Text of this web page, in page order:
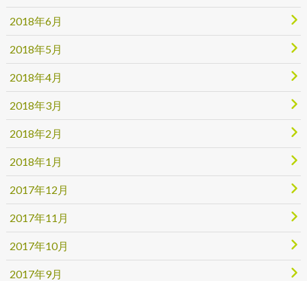
2018年6月
2018年5月
2018年4月
2018年3月
2018年2月
2018年1月
2017年12月
2017年11月
2017年10月
2017年9月